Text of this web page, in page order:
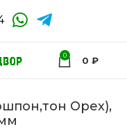
0 0 ₽
Орех),